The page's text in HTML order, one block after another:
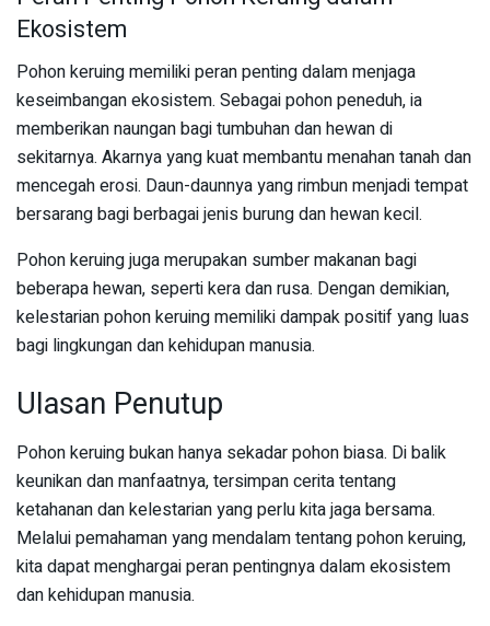
Ekosistem
Pohon keruing memiliki peran penting dalam menjaga
keseimbangan ekosistem. Sebagai pohon peneduh, ia
memberikan naungan bagi tumbuhan dan hewan di
sekitarnya. Akarnya yang kuat membantu menahan tanah dan
mencegah erosi. Daun-daunnya yang rimbun menjadi tempat
bersarang bagi berbagai jenis burung dan hewan kecil.
Pohon keruing juga merupakan sumber makanan bagi
beberapa hewan, seperti kera dan rusa. Dengan demikian,
kelestarian pohon keruing memiliki dampak positif yang luas
bagi lingkungan dan kehidupan manusia.
Ulasan Penutup
Pohon keruing bukan hanya sekadar pohon biasa. Di balik
keunikan dan manfaatnya, tersimpan cerita tentang
ketahanan dan kelestarian yang perlu kita jaga bersama.
Melalui pemahaman yang mendalam tentang pohon keruing,
kita dapat menghargai peran pentingnya dalam ekosistem
dan kehidupan manusia.